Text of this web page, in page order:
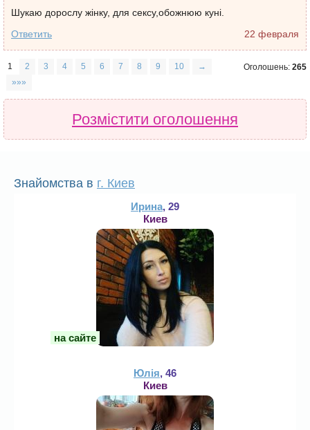
Шукаю дорослу жінку, для сексу,обожнюю куні.
22 февраля
Ответить
Оголошень: 265
1 2 3 4 5 6 7 8 9 10
→
»»»
Розмістити оголошення
Знайомства в г. Киев
Ирина, 29
Киев
на сайте
Юлія, 46
Киев